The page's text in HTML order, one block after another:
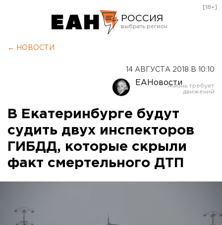
РОССИЯ
Оренбург
[18+]
← НОВОСТИ
14 АВГУСТА 2018 В 10:10
ЕАНовости
В Екатеринбурге будут
судить двух инспекторов
ГИБДД, которые скрыли
факт смертельного ДТП